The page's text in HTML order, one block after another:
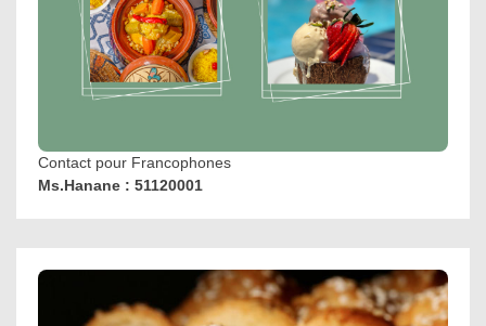
Contact pour Francophones
Ms.Hanane : 51120001